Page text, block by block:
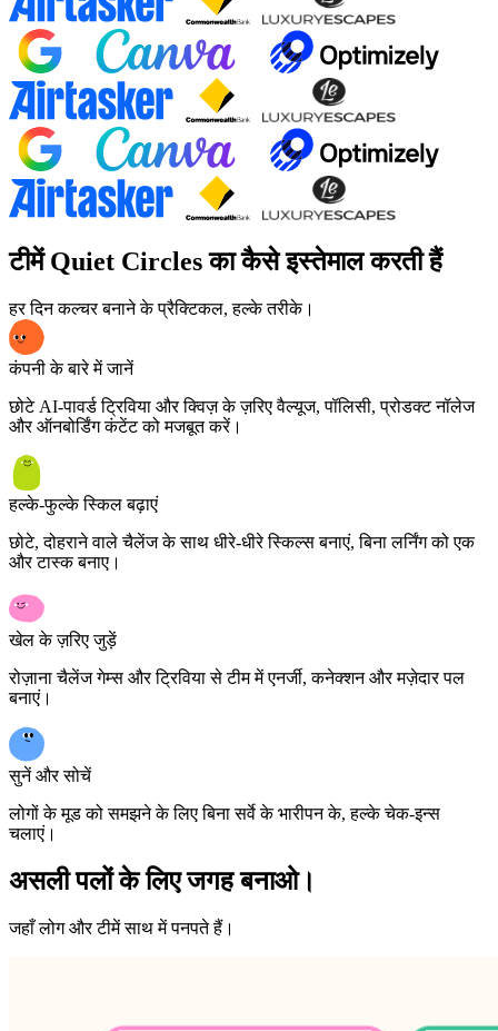
टीमें Quiet Circles का कैसे इस्तेमाल करती हैं
हर दिन कल्चर बनाने के प्रैक्टिकल, हल्के तरीके।
कंपनी के बारे में जानें
छोटे AI-पावर्ड ट्रिविया और क्विज़ के ज़रिए वैल्यूज, पॉलिसी, प्रोडक्ट नॉलेज
और ऑनबोर्डिंग कंटेंट को मजबूत करें।
हल्के-फुल्के स्किल बढ़ाएं
छोटे, दोहराने वाले चैलेंज के साथ धीरे-धीरे स्किल्स बनाएं, बिना लर्निंग को एक
और टास्क बनाए।
खेल के ज़रिए जुड़ें
रोज़ाना चैलेंज गेम्स और ट्रिविया से टीम में एनर्जी, कनेक्शन और मज़ेदार पल
बनाएं।
सुनें और सोचें
लोगों के मूड को समझने के लिए बिना सर्वे के भारीपन के, हल्के चेक-इन्स
चलाएं।
असली पलों के लिए जगह बनाओ।
जहाँ लोग और टीमें साथ में पनपते हैं।